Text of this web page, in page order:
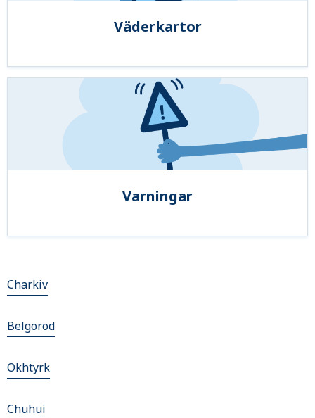
Väderkartor
Varningar
Charkiv
Belgorod
Okhtyrk
Chuhui